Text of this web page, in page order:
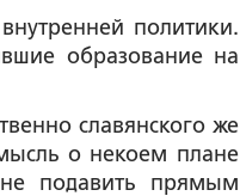
политики.
образование на
славянского же
о некоем плане
подавить прямым